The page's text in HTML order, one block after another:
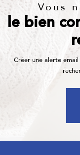
Vous
le bien
Créer une alerte